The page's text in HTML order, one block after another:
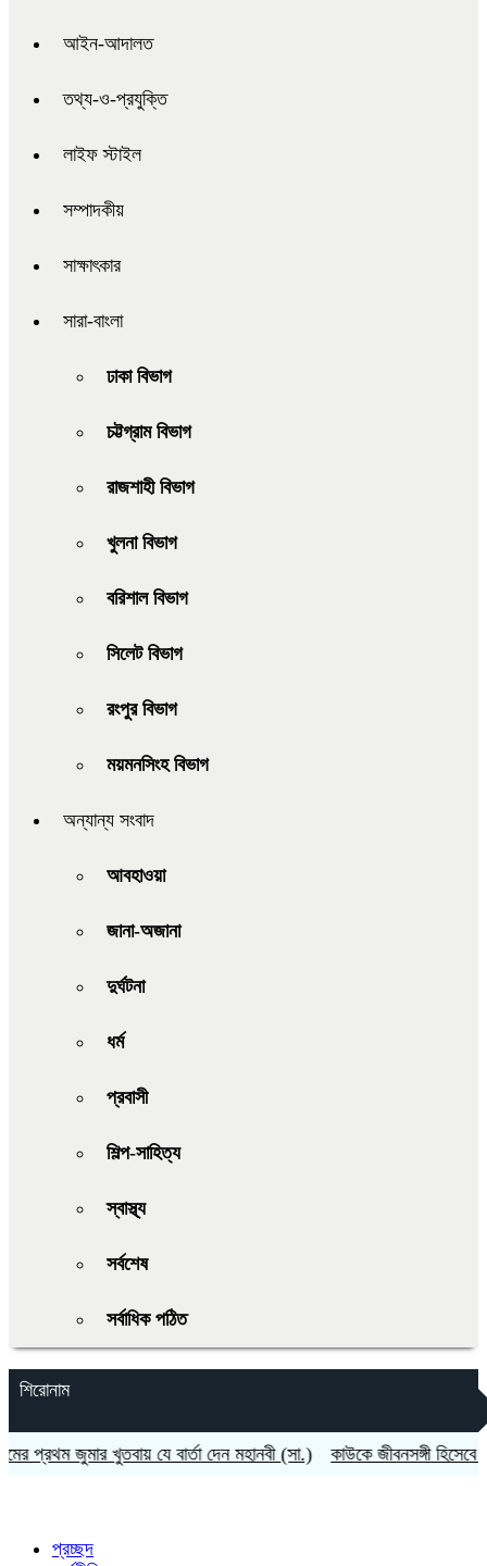
আইন-আদালত
তথ্য-ও-প্রযুক্তি
লাইফ স্টাইল
সম্পাদকীয়
সাক্ষাৎকার
সারা-বাংলা
ঢাকা বিভাগ
চট্টগ্রাম বিভাগ
রাজশাহী বিভাগ
খুলনা বিভাগ
বরিশাল বিভাগ
সিলেট বিভাগ
রংপুর বিভাগ
ময়মনসিংহ বিভাগ
অন্যান্য সংবাদ
আবহাওয়া
জানা-অজানা
দুর্ঘটনা
ধর্ম
প্রবাসী
শিল্প-সাহিত্য
স্বাস্থ্য
সর্বশেষ
সর্বাধিক পঠিত
শিরোনাম
জুমার খুতবায় যে বার্তা দেন মহানবী (সা.) কাউকে জীবনসঙ্গী হিসেবে
প্রচ্ছদ